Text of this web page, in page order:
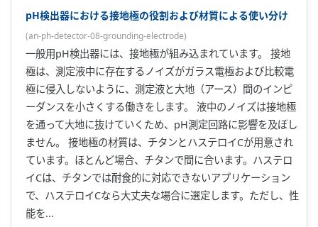
pH検出器における接地極の役割および材質による使い分け
(an-ph-detector-08-grounding-electrode)
一般用pH検出器には、接地極が組み込まれています。 接地
極は、測定液中に存在するノイズがガラス電極および比較電
極に侵入しないように、測定液と大地（アース）間のインピ
ーダンスを小さくする働きをします。 液中のノイズは接地極
を通って大地に抜けていくため、pH測定回路に影響を及ぼし
ません。 接地極の材質は、チタンとハステロイCが用意され
ています。ほとんど場合、チタンで間に合います。ハステロ
イCは、チタンでは耐食的に対応できないアプリケーション
で、ハステロイCなら大丈夫な場合に選定します。ただし、性
能を...